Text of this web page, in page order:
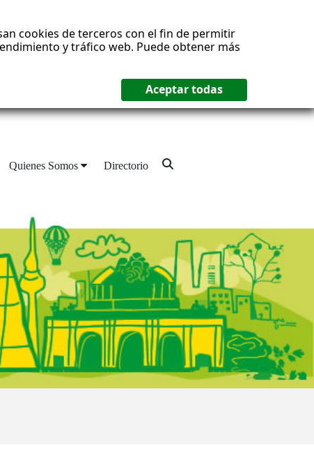
cookies de terceros con el fin de permitir
y tráfico web. Puede obtener más
Quienes Somos Directorio